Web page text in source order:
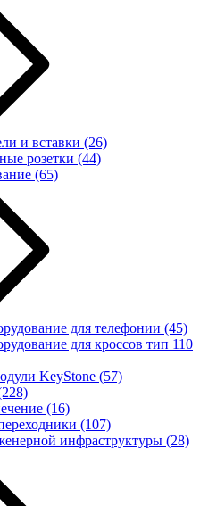
и вставки (26)
розетки (44)
(65)
для телефонии (45)
для кроссов тип 110
KeyStone (57)
(16)
(107)
инфраструктуры (28)